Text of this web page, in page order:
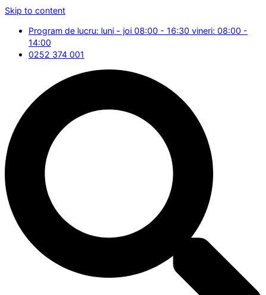
Skip to content
Program de lucru: luni - joi 08:00 - 16:30 vineri: 08:00 -
14:00
0252 374 001